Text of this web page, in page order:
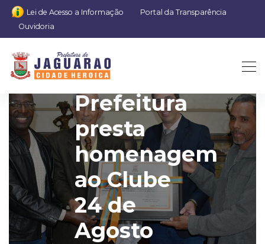
Lei de Acesso a Informação
Portal da Transparência
Ouvidoria
Prefeitura
presta
homenagem
ao Clube
24 de
Agosto